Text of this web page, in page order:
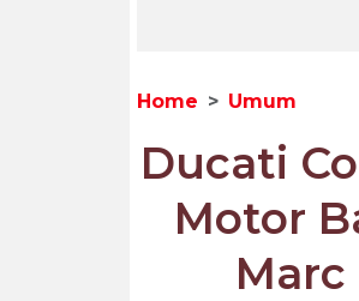
Home Umum
Ducati
Motor